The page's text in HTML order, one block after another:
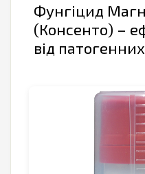
Фунгіцид
(Консенто) –
від